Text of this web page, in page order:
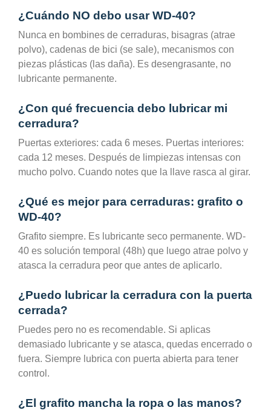
¿Cuándo NO debo usar WD-40?
Nunca en bombines de cerraduras, bisagras (atrae
polvo), cadenas de bici (se sale), mecanismos con
piezas plásticas (las daña). Es desengrasante, no
lubricante permanente.
¿Con qué frecuencia debo lubricar mi
cerradura?
Puertas exteriores: cada 6 meses. Puertas interiores:
cada 12 meses. Después de limpiezas intensas con
mucho polvo. Cuando notes que la llave rasca al girar.
¿Qué es mejor para cerraduras: grafito o
WD-40?
Grafito siempre. Es lubricante seco permanente. WD-
40 es solución temporal (48h) que luego atrae polvo y
atasca la cerradura peor que antes de aplicarlo.
¿Puedo lubricar la cerradura con la puerta
cerrada?
Puedes pero no es recomendable. Si aplicas
demasiado lubricante y se atasca, quedas encerrado o
fuera. Siempre lubrica con puerta abierta para tener
control.
¿El grafito mancha la ropa o las manos?